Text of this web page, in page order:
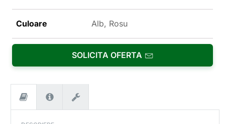
Culoare Alb, Rosu
SOLICITA OFERTA